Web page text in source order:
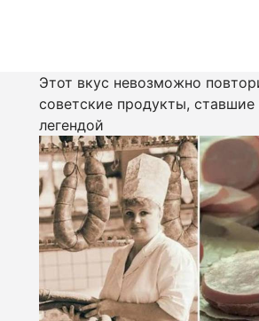
Этот вкус невозможно
советские продукты,
легендой